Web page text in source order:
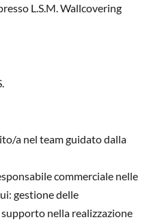
L.S.M. Wallcovering
a nel team guidato dalla
commerciale nelle
gestione delle
nella realizzazione